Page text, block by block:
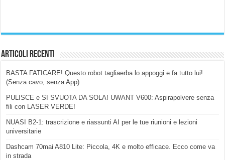
Articoli Recenti
BASTA FATICARE! Questo robot tagliaerba lo appoggi e fa tutto lui!
(Senza cavo, senza App)
PULISCE e SI SVUOTA DA SOLA! UWANT V600: Aspirapolvere senza
fili con LASER VERDE!
NUASI B2-1: trascrizione e riassunti AI per le tue riunioni e lezioni
universitarie
Dashcam 70mai A810 Lite: Piccola, 4K e molto efficace. Ecco come va
in strada